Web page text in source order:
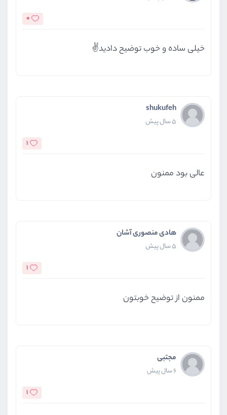
0
خیلی ساده و خوب توضیح دادید✌️
shukufeh
5 سال پیش
1
عالی بود ممنون
هادی منصوری آشان
5 سال پیش
1
ممنون از توضیح خوبتون
مجتبی
6 سال پیش
1